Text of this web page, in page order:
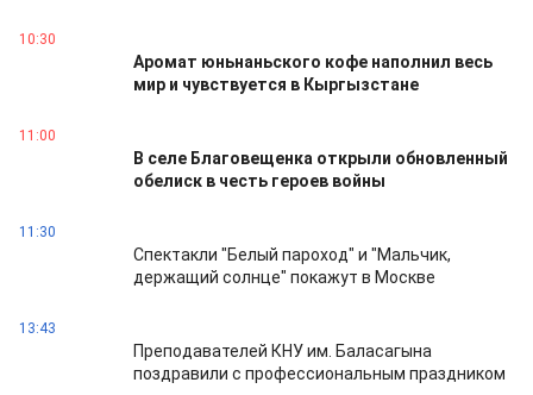
10:30
Аромат юньнаньского кофе наполнил весь
мир и чувствуется в Кыргызстане
11:00
В селе Благовещенка открыли обновленный
обелиск в честь героев войны
11:30
Спектакли "Белый пароход" и "Мальчик,
держащий солнце" покажут в Москве
13:43
Преподавателей КНУ им. Баласагына
поздравили с профессиональным праздником